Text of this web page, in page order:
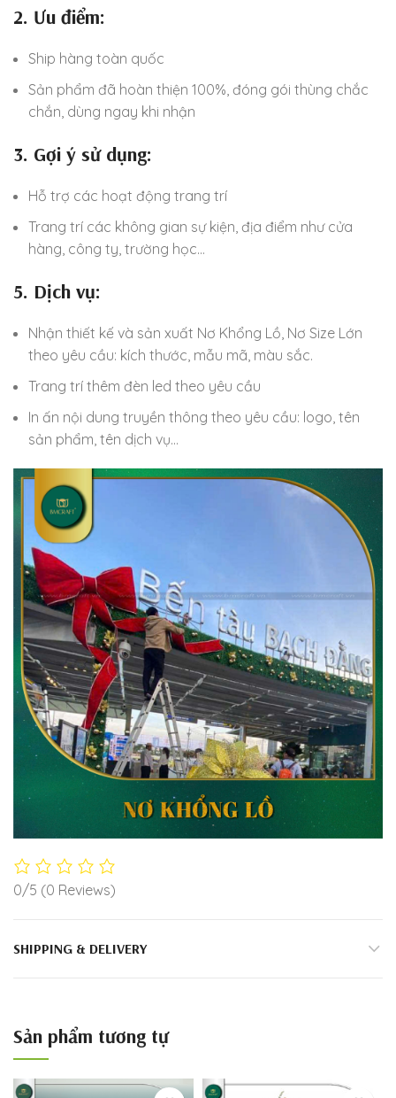
2. Ưu điểm:
Ship hàng toàn quốc
Sản phẩm đã hoàn thiện 100%, đóng gói thùng chắc
chắn, dùng ngay khi nhận
3. Gợi ý sử dụng:
Hỗ trợ các hoạt động trang trí
Trang trí các không gian sự kiện, địa điểm như cửa
hàng, công ty, trường học…
5. Dịch vụ:
Nhận thiết kế và sản xuất Nơ Khổng Lồ, Nơ Size Lớn
theo yêu cầu: kích thước, mẫu mã, màu sắc.
Trang trí thêm đèn led theo yêu cầu
In ấn nội dung truyền thông theo yêu cầu: logo, tên
sản phẩm, tên dịch vụ…
0/5 (0 Reviews)
SHIPPING & DELIVERY
Sản phẩm tương tự